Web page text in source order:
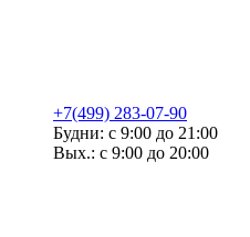
+7(499) 283-07-90
Будни: с 9:00 до 21:00
Вых.: с 9:00 до 20:00